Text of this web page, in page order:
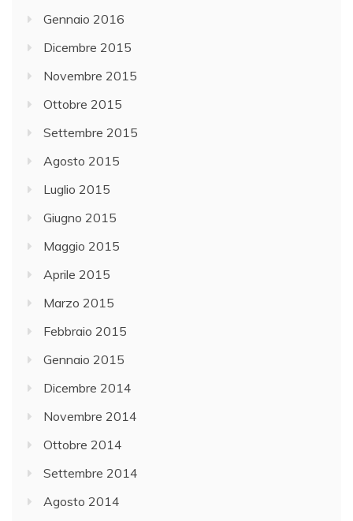
Gennaio 2016
Dicembre 2015
Novembre 2015
Ottobre 2015
Settembre 2015
Agosto 2015
Luglio 2015
Giugno 2015
Maggio 2015
Aprile 2015
Marzo 2015
Febbraio 2015
Gennaio 2015
Dicembre 2014
Novembre 2014
Ottobre 2014
Settembre 2014
Agosto 2014